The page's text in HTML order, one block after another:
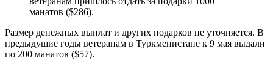
манатов ($286).
Размер денежных выплат и других подарков не уточняется. В
предыдущие годы ветеранам в Туркменистане к 9 мая выдали
по 200 манатов ($57).